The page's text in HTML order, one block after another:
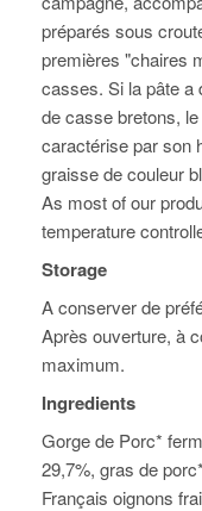
préparés sous
premières "chaires
casses. Si la pâte a
de casse bretons,
caractérise par son
graisse de couleur
As most of our
temperature
Storage
A conserver de
Après ouverture, à
maximum.
Ingredients
Gorge de Porc*
29,7%, gras de
Français oignons